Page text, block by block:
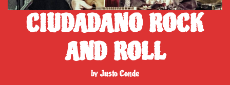
CIUDADANO ROCK
AND ROLL
by Justo Conde